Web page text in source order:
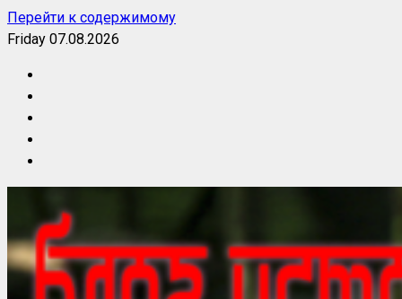
Перейти к содержимому
Friday 07.08.2026